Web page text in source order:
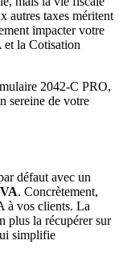
autres taxes méritent
impacter votre
et la Cotisation
2042-C PRO,
sereine de votre
défaut avec un
. Concrètement,
à vos clients. La
plus la récupérer sur
simplifie